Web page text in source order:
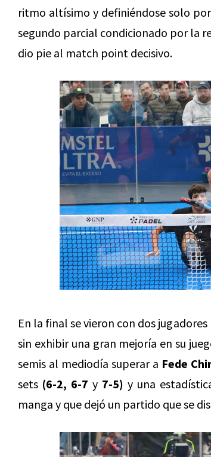
ritmo altísimo y definiéndose solo
segundo parcial condicionado por la
dio pie al match point decisivo.
En la final se vieron con dos jugadores
sin exhibir una gran mejoría en su
semis al mediodía superar a Fede
sets (6-2, 6-7 y 7-5) y una
manga y que dejó un partido que se